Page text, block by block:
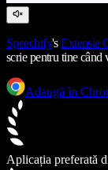
Speechify'sExtensie
scrie pentru tine când
Adaugă în
Aplicația preferată